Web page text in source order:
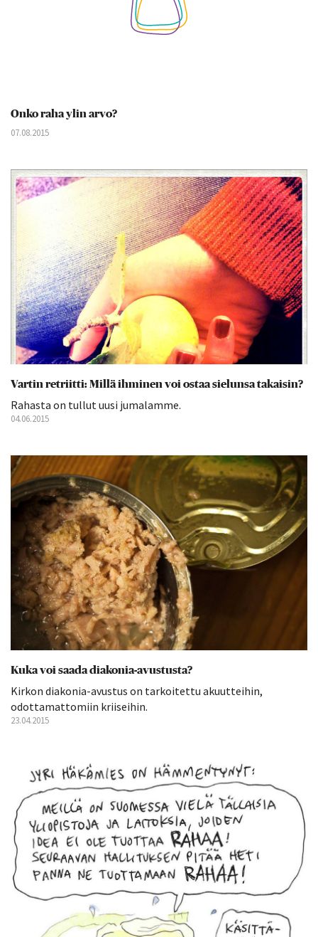
Onko raha ylin arvo?
07.08.2015
Vartin retriitti: Millä ihminen voi ostaa sielunsa takaisin?
Rahasta on tullut uusi jumalamme.
04.06.2015
Kuka voi saada diakonia-avustusta?
Kirkon diakonia-avustus on tarkoitettu akuutteihin,
odottamattomiin kriiseihin.
23.04.2015